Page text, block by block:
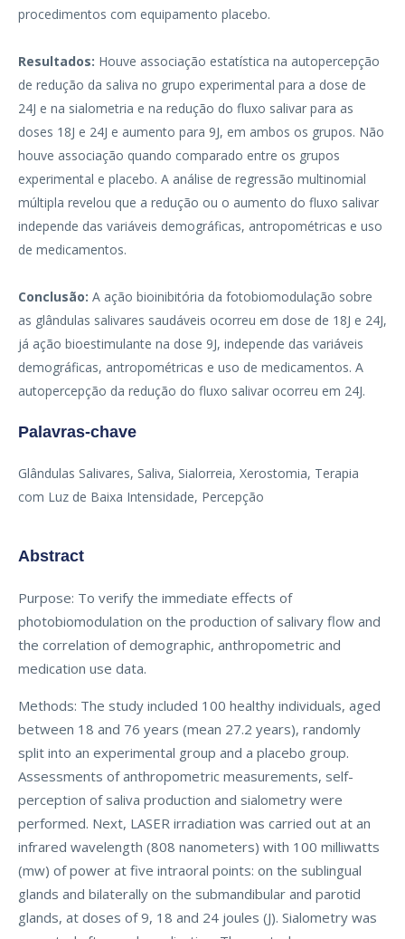
procedimentos com equipamento placebo.
Resultados: Houve associação estatística na autopercepção
de redução da saliva no grupo experimental para a dose de
24J e na sialometria e na redução do fluxo salivar para as
doses 18J e 24J e aumento para 9J, em ambos os grupos. Não
houve associação quando comparado entre os grupos
experimental e placebo. A análise de regressão multinomial
múltipla revelou que a redução ou o aumento do fluxo salivar
independe das variáveis demográficas, antropométricas e uso
de medicamentos.
Conclusão: A ação bioinibitória da fotobiomodulação sobre
as glândulas salivares saudáveis ocorreu em dose de 18J e 24J,
já ação bioestimulante na dose 9J, independe das variáveis
demográficas, antropométricas e uso de medicamentos. A
autopercepção da redução do fluxo salivar ocorreu em 24J.
Palavras-chave
Glândulas Salivares, Saliva, Sialorreia, Xerostomia, Terapia
com Luz de Baixa Intensidade, Percepção
Abstract
Purpose: To verify the immediate effects of
photobiomodulation on the production of salivary flow and
the correlation of demographic, anthropometric and
medication use data.
Methods: The study included 100 healthy individuals, aged
between 18 and 76 years (mean 27.2 years), randomly
split into an experimental group and a placebo group.
Assessments of anthropometric measurements, self-
perception of saliva production and sialometry were
performed. Next, LASER irradiation was carried out at an
infrared wavelength (808 nanometers) with 100 milliwatts
(mw) of power at five intraoral points: on the sublingual
glands and bilaterally on the submandibular and parotid
glands, at doses of 9, 18 and 24 joules (J). Sialometry was